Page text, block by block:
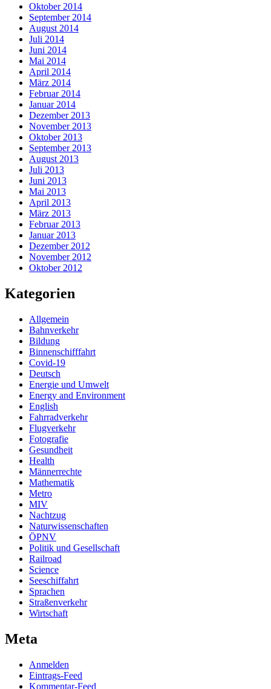
Oktober 2014
September 2014
August 2014
Juli 2014
Juni 2014
Mai 2014
April 2014
März 2014
Februar 2014
Januar 2014
Dezember 2013
November 2013
Oktober 2013
September 2013
August 2013
Juli 2013
Juni 2013
Mai 2013
April 2013
März 2013
Februar 2013
Januar 2013
Dezember 2012
November 2012
Oktober 2012
Kategorien
Allgemein
Bahnverkehr
Bildung
Binnenschifffahrt
Covid-19
Deutsch
Energie und Umwelt
Energy and Environment
English
Fahrradverkehr
Flugverkehr
Fotografie
Gesundheit
Health
Männerrechte
Mathematik
Metro
MIV
Nachtzug
Naturwissenschaften
ÖPNV
Politik und Gesellschaft
Railroad
Science
Seeschiffahrt
Sprachen
Straßenverkehr
Wirtschaft
Meta
Anmelden
Eintrags-Feed
Kommentar-Feed